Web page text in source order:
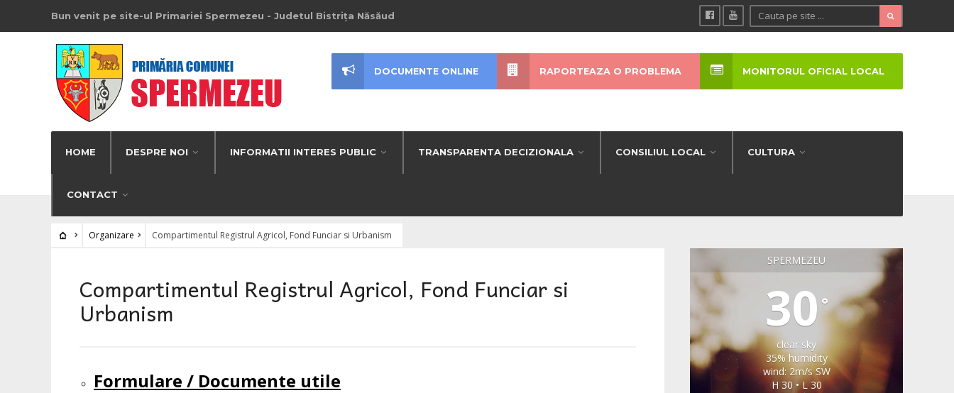
Bun venit pe site-ul Primariei Spermezeu - Judetul Bistrița Năsăud
HOME DESPRE NOI INFORMATII INTERES PUBLIC TRANSPARENTA DECIZIONALA CONSILIUL LOCAL CULTURA
CONTACT
DOCUMENTE ONLINE RAPORTEAZA O PROBLEMA MONITORUL OFICIAL LOCAL
Organizare Compartimentul Registrul Agricol, Fond Funciar si Urbanism
Compartimentul Registrul Agricol, Fond Funciar si
Urbanism
Formulare / Documente utile
SPERMEZEU
30 °
clear sky
35% humidity
wind: 2m/s SW
H 30 • L 30